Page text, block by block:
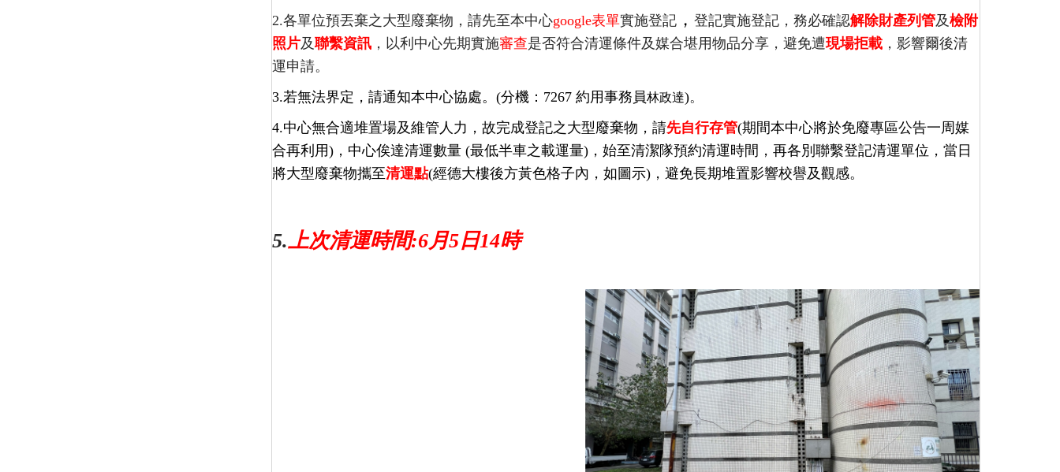
2.各單位預丟棄之大型廢棄物，請先至本中心google表單實施登記 ， 登記實施登記，務必確認解除財產列管及檢附
照片及聯繫資訊 ，以利中心先期實施審查是否符合清運條件及媒合堪用物品分享，避免遭現場拒載 ，影響爾後清
運申請。
3.若無法界定 ， 請通知本中心協處。 (分機：7267 約用事務員林政達)。
4.中心無合適堆置場及維管人力，故完成登記之大型廢棄物，請先自行存管(期間本中心將於免廢專區公告一周媒
合再利用) ，中心俟達清運數量 (最低半車之載運量)，始至清潔隊預約清運時間，再各別聯繫登記清運單位，當日
將大型廢棄物攜至清運點(經德大樓後方黃色格子內，如圖示) ， 避免長期堆置影響校譽及觀感。
5.上次清運時間:6月5日14時